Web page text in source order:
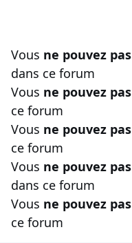
Vous ne pouvez pas
dans ce forum
Vous ne pouvez pas
ce forum
Vous ne pouvez pas
ce forum
Vous ne pouvez pas
dans ce forum
Vous ne pouvez pas
ce forum